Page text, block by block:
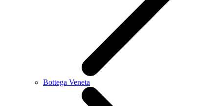
Bottega Veneta